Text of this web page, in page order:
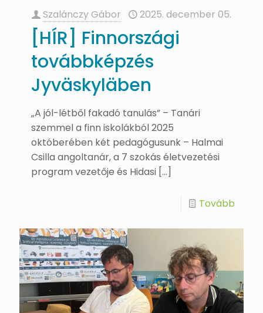
Szalánczy Gábor 2025. december 05.
[HÍR] Finnországi
továbbképzés
Jyväskyläben
„A jól-létből fakadó tanulás” – Tanári
szemmel a finn iskolákból 2025
októberében két pedagógusunk – Halmai
Csilla angoltanár, a 7 szokás életvezetési
program vezetője és Hidasi […]
Tovább